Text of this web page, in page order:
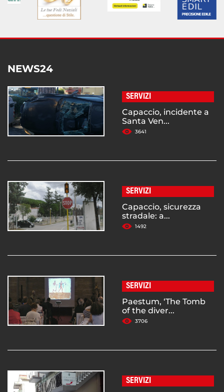
NEWS24
SERVIZI
Capaccio, incidente a
Santa Ven...
3641
SERVIZI
Capaccio, sicurezza
stradale: a...
1492
SERVIZI
Paestum, ‘The Tomb
of the diver...
3706
SERVIZI